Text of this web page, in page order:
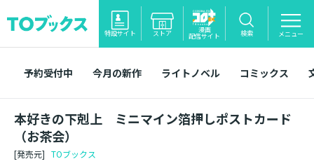
特設サイト ストア 漫画
配信サイト 検索 メニュー
予約受付中 今月の新作 ライトノベル コミックス
本好きの下剋上 ミニマイン箔押しポストカード
（お茶会）
[発売元] TOブックス